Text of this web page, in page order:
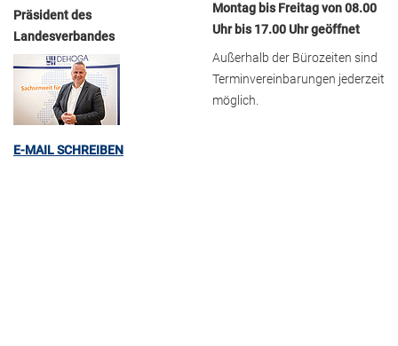
Präsident des
Landesverbandes
E-MAIL SCHREIBEN
Montag bis Freitag von 08.00
Uhr bis 17.00 Uhr geöffnet
Außerhalb der Bürozeiten sind
Terminvereinbarungen jederzeit
möglich.